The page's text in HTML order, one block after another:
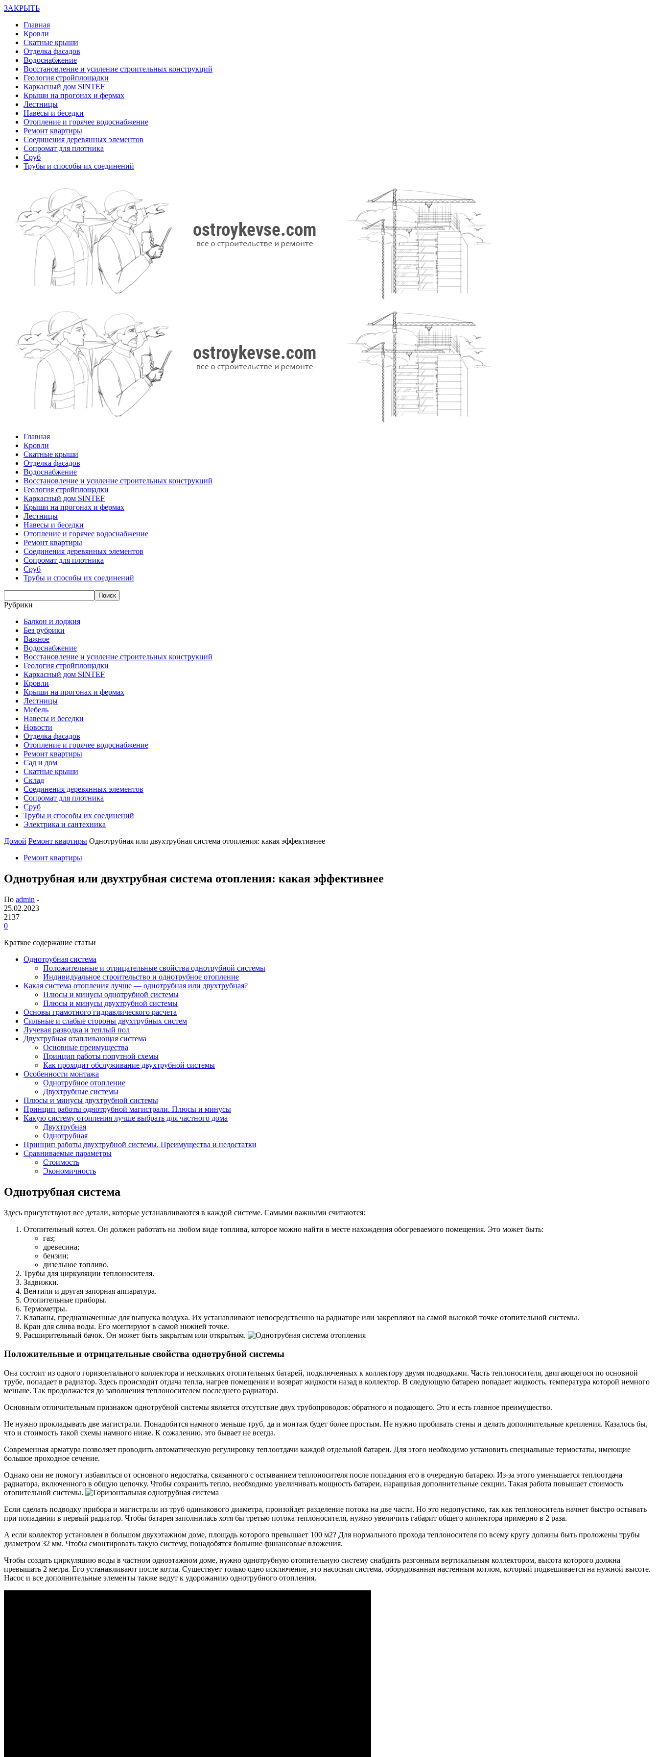
ЗАКРЫТЬ
Главная
Кровли
Скатные крыши
Отделка фасадов
Водоснабжение
Восстановление и усиление строительных конструкций
Геология стройплощадки
Каркасный дом SINTEF
Крыши на прогонах и фермах
Лестницы
Навесы и беседки
Отопление и горячее водоснабжение
Ремонт квартиры
Соединения деревянных элементов
Сопромат для плотника
Сруб
Трубы и способы их соединений
Главная
Кровли
Скатные крыши
Отделка фасадов
Водоснабжение
Восстановление и усиление строительных конструкций
Геология стройплощадки
Каркасный дом SINTEF
Крыши на прогонах и фермах
Лестницы
Навесы и беседки
Отопление и горячее водоснабжение
Ремонт квартиры
Соединения деревянных элементов
Сопромат для плотника
Сруб
Трубы и способы их соединений
Рубрики
Балкон и лоджия
Без рубрики
Важное
Водоснабжение
Восстановление и усиление строительных конструкций
Геология стройплощадки
Каркасный дом SINTEF
Кровли
Крыши на прогонах и фермах
Лестницы
Мебель
Навесы и беседки
Новости
Отделка фасадов
Отопление и горячее водоснабжение
Ремонт квартиры
Сад и дом
Скатные крыши
Склад
Соединения деревянных элементов
Сопромат для плотника
Сруб
Трубы и способы их соединений
Электрика и сантехника
Домой Ремонт квартиры Однотрубная или двухтрубная система отопления: какая эффективнее
Ремонт квартиры
Однотрубная или двухтрубная система отопления: какая эффективнее
По admin -
25.02.2023
2137
0
Краткое содержание статьи
Однотрубная система
Положительные и отрицательные свойства однотрубной системы
Индивидуальное строительство и однотрубное отопление
Какая система отопления лучше — однотрубная или двухтрубная?
Плюсы и минусы однотрубной системы
Плюсы и минусы двухтрубной системы
Основы грамотного гидравлического расчета
Сильные и слабые стороны двухтрубных систем
Лучевая разводка и теплый пол
Двухтрубная отапливающая система
Основные преимущества
Принцип работы попутной схемы
Как проходит обслуживание двухтрубной системы
Особенности монтажа
Однотрубное отопление
Двухтрубные системы
Плюсы и минусы двухтрубной системы
Принцип работы однотрубной магистрали. Плюсы и минусы
Какую систему отопления лучше выбрать для частного дома
Двухтрубная
Однотрубная
Принцип работы двухтрубной системы. Преимущества и недостатки
Сравниваемые параметры
Стоимость
Экономичность
Однотрубная система
Здесь присутствуют все детали, которые устанавливаются в каждой системе. Самыми важными считаются:
Отопительный котел. Он должен работать на любом виде топлива, которое можно найти в месте нахождения обогреваемого помещения. Это может быть:
газ;
древесина;
бензин;
дизельное топливо.
Трубы для циркуляции теплоносителя.
Задвижки.
Вентили и другая запорная аппаратура.
Отопительные приборы.
Термометры.
Клапаны, предназначенные для выпуска воздуха. Их устанавливают непосредственно на радиаторе или закрепляют на самой высокой точке отопительной системы.
Кран для слива воды. Его монтируют в самой нижней точке.
Расширительный бачок. Он может быть закрытым или открытым.
Положительные и отрицательные свойства однотрубной системы
Она состоит из одного горизонтального коллектора и нескольких отопительных батарей, подключенных к коллектору двумя подводками. Часть теплоносителя, двигающегося по основной
трубе, попадает в радиатор. Здесь происходит отдача тепла, нагрев помещения и возврат жидкости назад в коллектор. В следующую батарею попадает жидкость, температура которой немного
меньше. Так продолжается до заполнения теплоносителем последнего радиатора.
Основным отличительным признаком однотрубной системы является отсутствие двух трубопроводов: обратного и подающего. Это и есть главное преимущество.
Не нужно прокладывать две магистрали. Понадобится намного меньше труб, да и монтаж будет более простым. Не нужно пробивать стены и делать дополнительные крепления. Казалось бы,
что и стоимость такой схемы намного ниже. К сожалению, это бывает не всегда.
Современная арматура позволяет проводить автоматическую регулировку теплоотдачи каждой отдельной батареи. Для этого необходимо установить специальные термостаты, имеющие
большое проходное сечение.
Однако они не помогут избавиться от основного недостатка, связанного с остыванием теплоносителя после попадания его в очередную батарею. Из-за этого уменьшается теплоотдача
радиатора, включенного в общую цепочку. Чтобы сохранить тепло, необходимо увеличивать мощность батареи, наращивая дополнительные секции. Такая работа повышает стоимость
отопительной системы.
Если сделать подводку прибора и магистрали из труб одинакового диаметра, произойдет разделение потока на две части. Но это недопустимо, так как теплоноситель начнет быстро остывать
при попадании в первый радиатор. Чтобы батарея заполнилась хотя бы третью потока теплоносителя, нужно увеличить габарит общего коллектора примерно в 2 раза.
А если коллектор установлен в большом двухэтажном доме, площадь которого превышает 100 м2? Для нормального прохода теплоносителя по всему кругу должны быть проложены трубы
диаметром 32 мм. Чтобы смонтировать такую систему, понадобятся большие финансовые вложения.
Чтобы создать циркуляцию воды в частном одноэтажном доме, нужно однотрубную отопительную систему снабдить разгонным вертикальным коллектором, высота которого должна
превышать 2 метра. Его устанавливают после котла. Существует только одно исключение, это насосная система, оборудованная настенным котлом, который подвешивается на нужной высоте.
Насос и все дополнительные элементы также ведут к удорожанию однотрубного отопления.